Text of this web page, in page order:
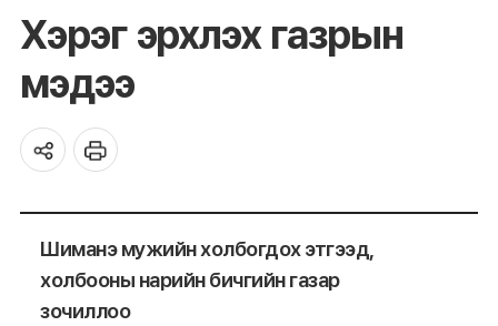
Хэрэг эрхлэх газрын
мэдээ
Шиманэ мужийн холбогдох этгээд,
холбооны нарийн бичгийн газар
зочиллоо